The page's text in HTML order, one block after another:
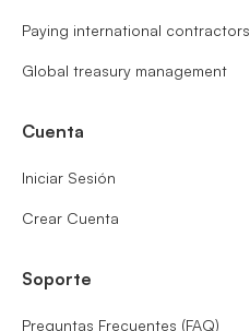
Paying international contractors
Global treasury management
Cuenta
Iniciar Sesión
Crear Cuenta
Soporte
Preguntas Frecuentes (FAQ)